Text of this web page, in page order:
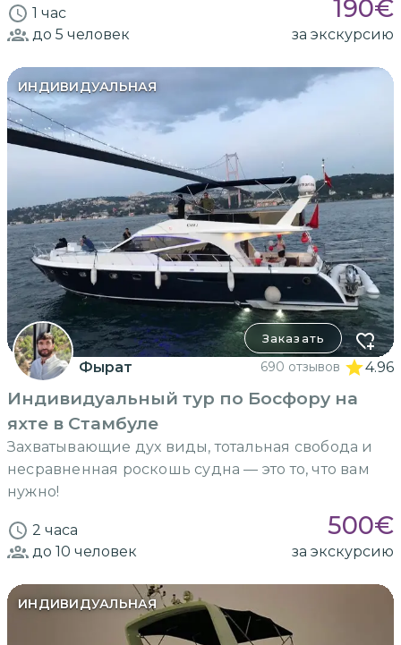
1 час 190€
до 5 человек за экскурсию
ИНДИВИДУАЛЬНАЯ
Заказать
Фырат 690 отзывов 4.96
Индивидуальный тур по Босфору на
яхте в Стамбуле
Захватывающие дух виды, тотальная свобода и
несравненная роскошь судна — это то, что вам
нужно!
2 часа 500€
до 10 человек за экскурсию
ИНДИВИДУАЛЬНАЯ